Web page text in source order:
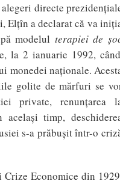
directe
Elţîn a declarat că va
modelul terapiei de
la 2 ianuarie 1992, când
monedei naţionale.
golite de mărfuri se
private, renunţarea
timp,
s-a prăbuşit într-o
Economice din